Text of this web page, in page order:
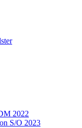
2022
S/O 2023